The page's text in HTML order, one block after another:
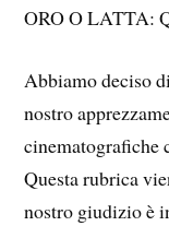
ORO O LATTA:
Abbiamo deciso
nostro
cinematografiche
Questa rubrica
nostro giudizio è